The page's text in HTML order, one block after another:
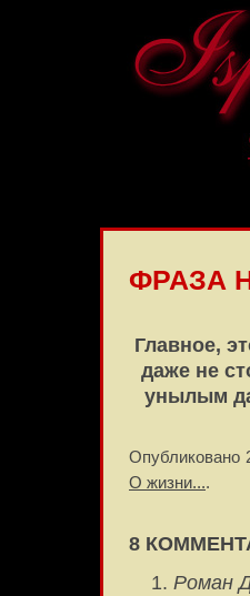
ФРАЗА
Главное,
даже не
унылым
Опубликовано
О жизни....
8
Роман